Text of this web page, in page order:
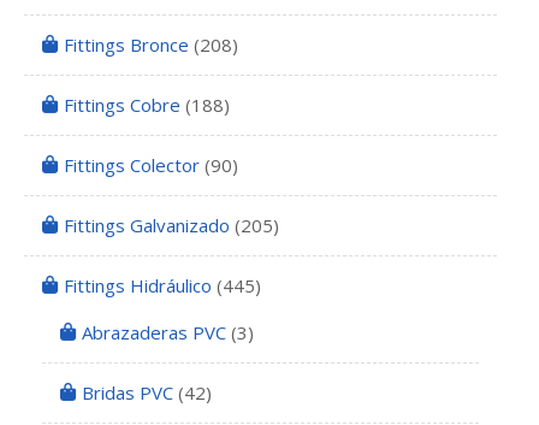
Fittings Bronce (208)
Fittings Cobre (188)
Fittings Colector (90)
Fittings Galvanizado (205)
Fittings Hidráulico (445)
Abrazaderas PVC (3)
Bridas PVC (42)